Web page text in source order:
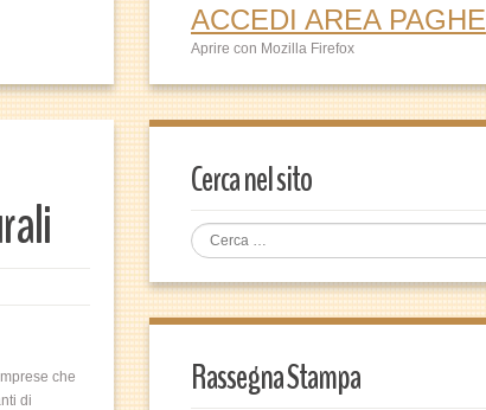
che
di
ACCEDI AREA PAGHE
Aprire con Mozilla Firefox
Cerca nel sito
Rassegna Stampa